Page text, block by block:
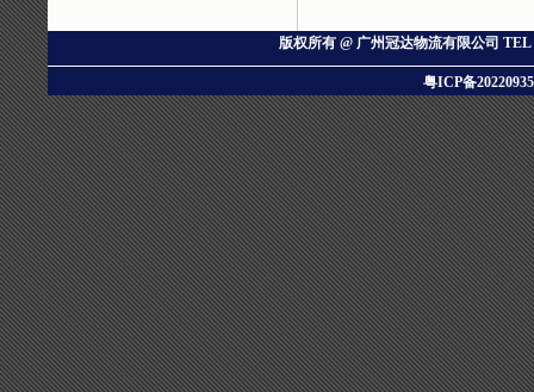
版权所有 @ 广州冠达物流有限公司 TEL
粤ICP备